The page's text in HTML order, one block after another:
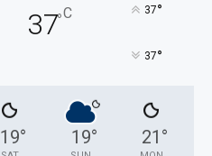
37°C 37°
37°
19° 19° 21 °